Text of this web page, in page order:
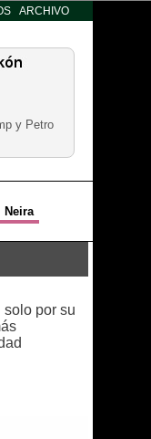
ARCHIVO
y Petro
Neira
solo por su